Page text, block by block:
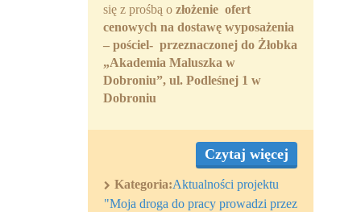
się z prośbą o złożenie ofert
cenowych na dostawę wyposażenia
– pościel- przeznaczonej do Żłobka
„Akademia Maluszka w
Dobroniu”, ul. Podleśnej 1 w
Dobroniu
Czytaj więcej
Kategoria:Aktualności projektu
"Moja droga do pracy prowadzi przez